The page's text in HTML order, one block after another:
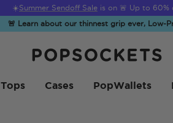
☀️Summer Sendoff Sale is on 🚨 Up to 60%
🚨 Learn about our thinnest grip ever, Low-
Tops Cases PopWallets